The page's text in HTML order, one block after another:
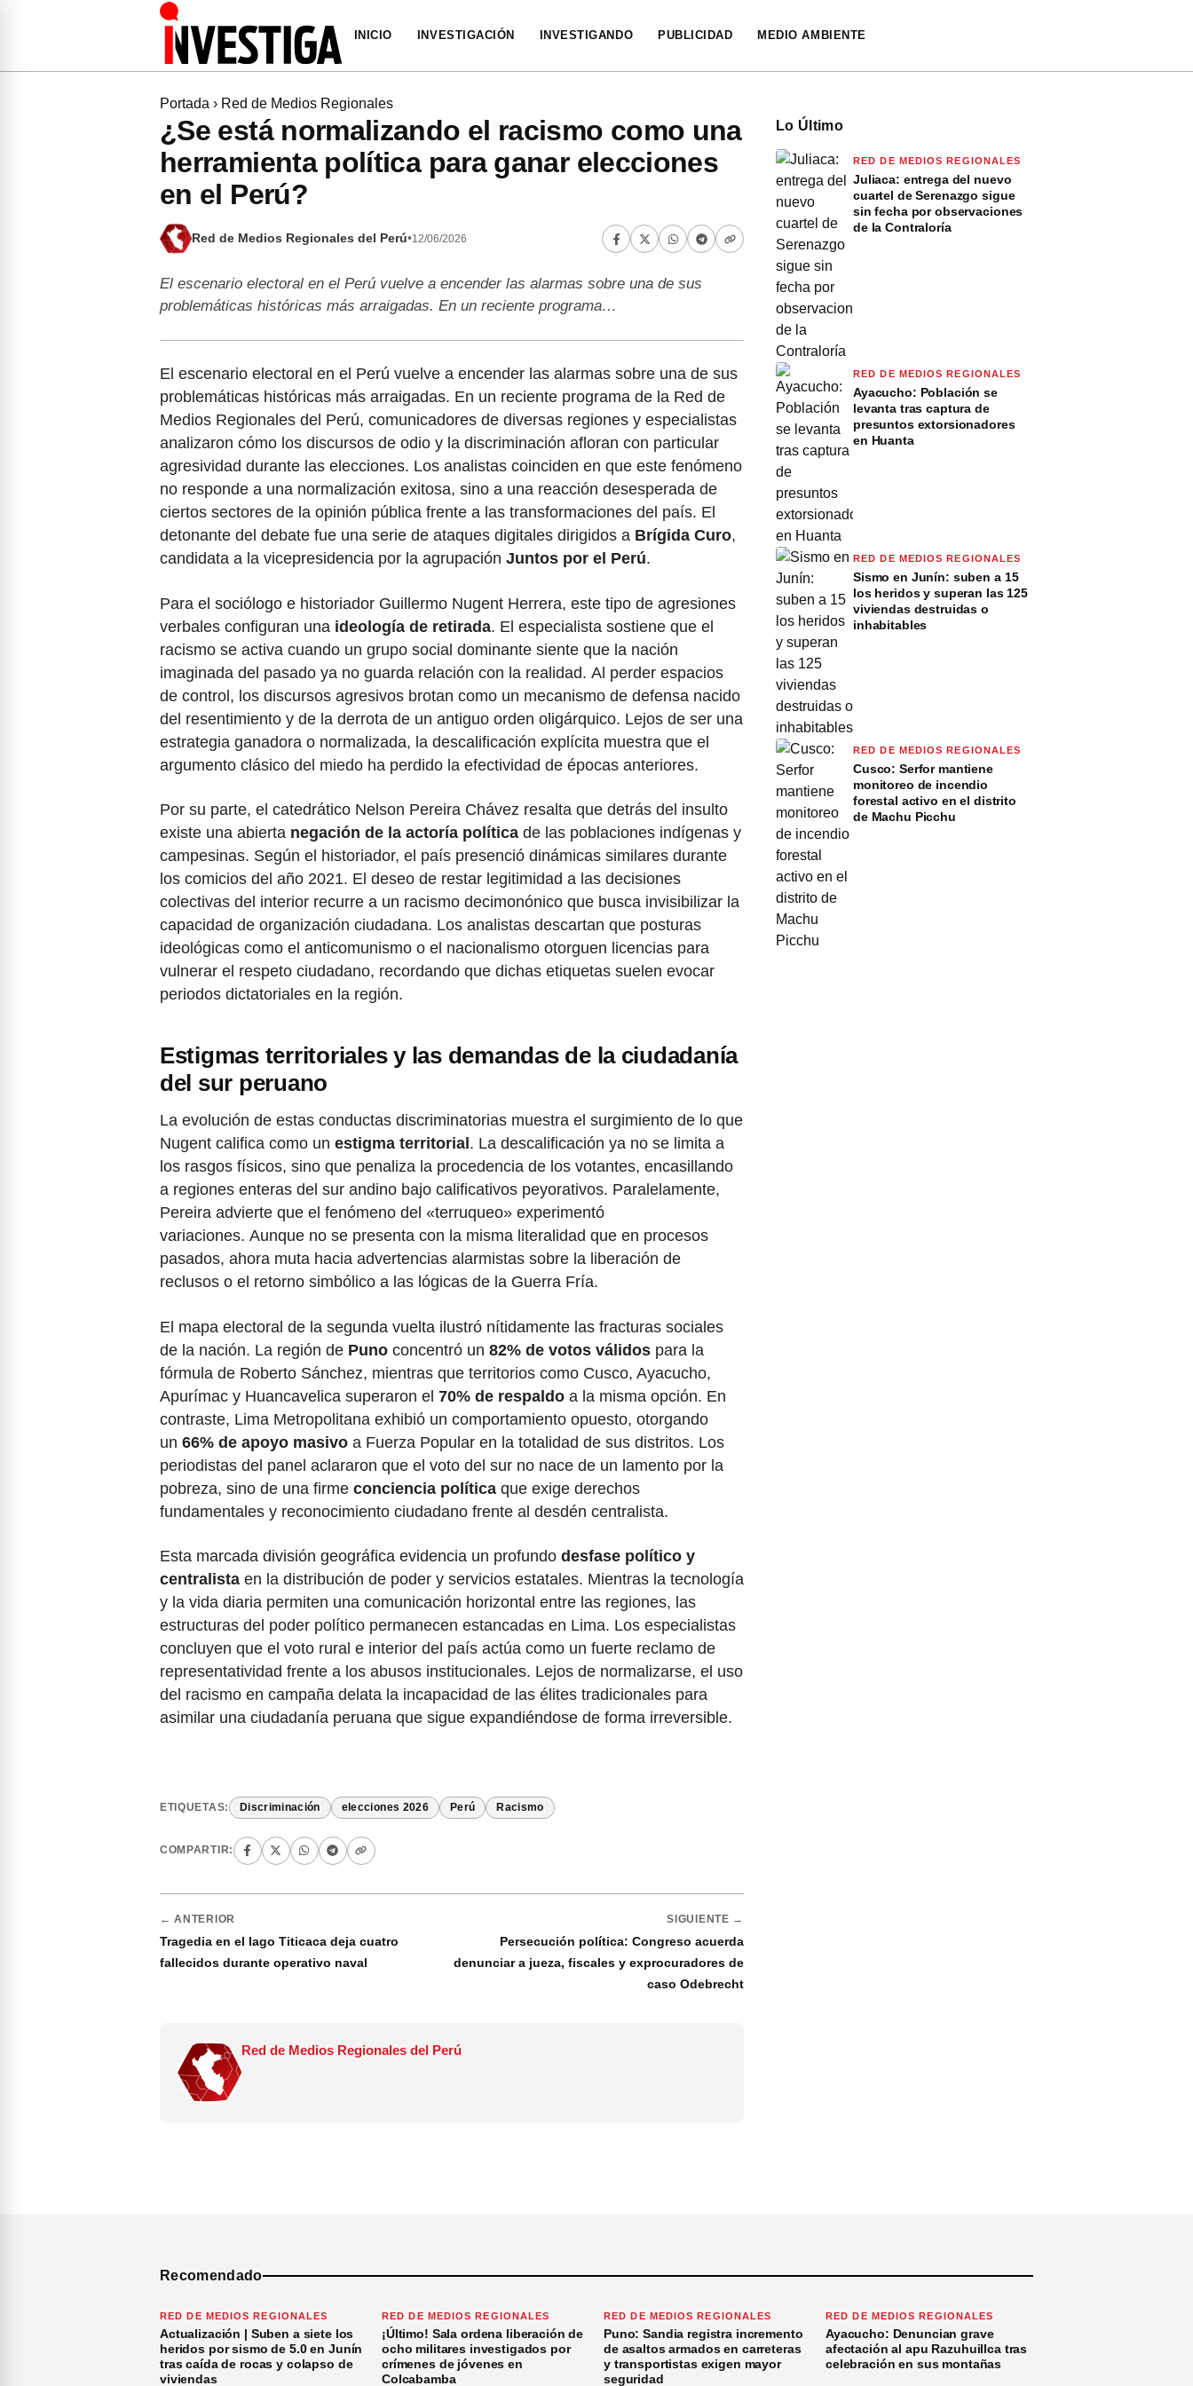
INICIO INVESTIGACIÓN INVESTIGANDO PUBLICIDAD MEDIO AMBIENTE
Portada › Red de Medios Regionales
¿Se está normalizando el racismo como una
herramienta política para ganar elecciones
en el Perú?
Red de Medios Regionales del Perú•12/06/2026
El escenario electoral en el Perú vuelve a encender las alarmas sobre una de sus
problemáticas históricas más arraigadas. En un reciente programa…
El escenario electoral en el Perú vuelve a encender las alarmas sobre una de sus
problemáticas históricas más arraigadas. En un reciente programa de la Red de
Medios Regionales del Perú, comunicadores de diversas regiones y especialistas
analizaron cómo los discursos de odio y la discriminación afloran con particular
agresividad durante las elecciones. Los analistas coinciden en que este fenómeno
no responde a una normalización exitosa, sino a una reacción desesperada de
ciertos sectores de la opinión pública frente a las transformaciones del país. El
detonante del debate fue una serie de ataques digitales dirigidos a Brígida Curo,
candidata a la vicepresidencia por la agrupación Juntos por el Perú.
Para el sociólogo e historiador Guillermo Nugent Herrera, este tipo de agresiones
verbales configuran una ideología de retirada. El especialista sostiene que el
racismo se activa cuando un grupo social dominante siente que la nación
imaginada del pasado ya no guarda relación con la realidad. Al perder espacios
de control, los discursos agresivos brotan como un mecanismo de defensa nacido
del resentimiento y de la derrota de un antiguo orden oligárquico. Lejos de ser una
estrategia ganadora o normalizada, la descalificación explícita muestra que el
argumento clásico del miedo ha perdido la efectividad de épocas anteriores.
Por su parte, el catedrático Nelson Pereira Chávez resalta que detrás del insulto
existe una abierta negación de la actoría política de las poblaciones indígenas y
campesinas. Según el historiador, el país presenció dinámicas similares durante
los comicios del año 2021. El deseo de restar legitimidad a las decisiones
colectivas del interior recurre a un racismo decimonónico que busca invisibilizar la
capacidad de organización ciudadana. Los analistas descartan que posturas
ideológicas como el anticomunismo o el nacionalismo otorguen licencias para
vulnerar el respeto ciudadano, recordando que dichas etiquetas suelen evocar
periodos dictatoriales en la región.
Estigmas territoriales y las demandas de la ciudadanía
del sur peruano
La evolución de estas conductas discriminatorias muestra el surgimiento de lo que
Nugent califica como un estigma territorial . La descalificación ya no se limita a
los rasgos físicos, sino que penaliza la procedencia de los votantes, encasillando
a regiones enteras del sur andino bajo calificativos peyorativos. Paralelamente,
Pereira advierte que el fenómeno del «terruqueo» experimentó
variaciones. Aunque no se presenta con la misma literalidad que en procesos
pasados, ahora muta hacia advertencias alarmistas sobre la liberación de
reclusos o el retorno simbólico a las lógicas de la Guerra Fría.
El mapa electoral de la segunda vuelta ilustró nítidamente las fracturas sociales
de la nación. La región de Puno concentró un 82% de votos válidos para la
fórmula de Roberto Sánchez, mientras que territorios como Cusco, Ayacucho,
Apurímac y Huancavelica superaron el 70% de respaldo a la misma opción. En
contraste, Lima Metropolitana exhibió un comportamiento opuesto, otorgando
un 66% de apoyo masivo a Fuerza Popular en la totalidad de sus distritos. Los
periodistas del panel aclararon que el voto del sur no nace de un lamento por la
pobreza, sino de una firme conciencia política que exige derechos
fundamentales y reconocimiento ciudadano frente al desdén centralista.
Esta marcada división geográfica evidencia un profundo desfase político y
centralista en la distribución de poder y servicios estatales. Mientras la tecnología
y la vida diaria permiten una comunicación horizontal entre las regiones, las
estructuras del poder político permanecen estancadas en Lima. Los especialistas
concluyen que el voto rural e interior del país actúa como un fuerte reclamo de
representatividad frente a los abusos institucionales. Lejos de normalizarse, el uso
del racismo en campaña delata la incapacidad de las élites tradicionales para
asimilar una ciudadanía peruana que sigue expandiéndose de forma irreversible.
ETIQUETAS: Discriminación elecciones 2026 Perú Racismo
COMPARTIR:
← ANTERIOR
Tragedia en el lago Titicaca deja cuatro
fallecidos durante operativo naval
SIGUIENTE →
Persecución política: Congreso acuerda
denunciar a jueza, fiscales y exprocuradores de
caso Odebrecht
Red de Medios Regionales del Perú
Lo Último
RED DE MEDIOS REGIONALES
Juliaca: entrega del nuevo
cuartel de Serenazgo sigue
sin fecha por observaciones
de la Contraloría
RED DE MEDIOS REGIONALES
Ayacucho: Población se
levanta tras captura de
presuntos extorsionadores
en Huanta
RED DE MEDIOS REGIONALES
Sismo en Junín: suben a 15
los heridos y superan las 125
viviendas destruidas o
inhabitables
RED DE MEDIOS REGIONALES
Cusco: Serfor mantiene
monitoreo de incendio
forestal activo en el distrito
de Machu Picchu
Recomendado
RED DE MEDIOS REGIONALES
Actualización | Suben a siete los
heridos por sismo de 5.0 en Junín
tras caída de rocas y colapso de
viviendas
RED DE MEDIOS REGIONALES
¡Último! Sala ordena liberación de
ocho militares investigados por
crímenes de jóvenes en
Colcabamba
RED DE MEDIOS REGIONALES
Puno: Sandia registra incremento
de asaltos armados en carreteras
y transportistas exigen mayor
seguridad
RED DE MEDIOS REGIONALES
Ayacucho: Denuncian grave
afectación al apu Razuhuillca tras
celebración en sus montañas